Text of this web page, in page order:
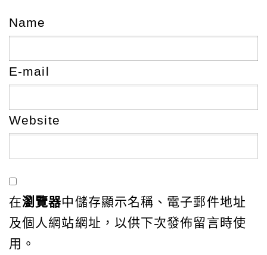
Name
E-mail
Website
在瀏覽器中儲存顯示名稱、電子郵件地址
及個人網站網址，以供下次發佈留言時使
用。